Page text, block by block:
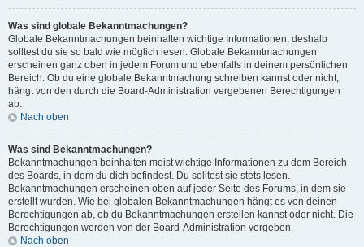
Was sind globale Bekanntmachungen?
Globale Bekanntmachungen beinhalten wichtige Informationen, deshalb
solltest du sie so bald wie möglich lesen. Globale Bekanntmachungen
erscheinen ganz oben in jedem Forum und ebenfalls in deinem persönlichen
Bereich. Ob du eine globale Bekanntmachung schreiben kannst oder nicht,
hängt von den durch die Board-Administration vergebenen Berechtigungen
ab.
Nach oben
Was sind Bekanntmachungen?
Bekanntmachungen beinhalten meist wichtige Informationen zu dem Bereich
des Boards, in dem du dich befindest. Du solltest sie stets lesen.
Bekanntmachungen erscheinen oben auf jeder Seite des Forums, in dem sie
erstellt wurden. Wie bei globalen Bekanntmachungen hängt es von deinen
Berechtigungen ab, ob du Bekanntmachungen erstellen kannst oder nicht. Die
Berechtigungen werden von der Board-Administration vergeben.
Nach oben